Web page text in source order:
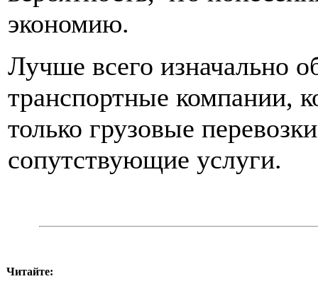
экономию.
Лучше всего изначально
транспортные компании,
только грузовые
сопутствующие услуги.
Читайте: